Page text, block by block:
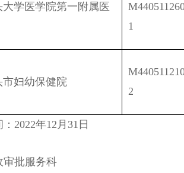
大学医学院第一附属医
1
市妇幼保健院
2
2022年12月31日
审批服务科